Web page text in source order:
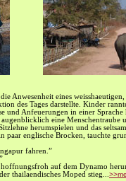
Anwesenheit eines
des Tages darstellte. Kinder
und Anfeuerungen in einer
eine
herumspielen und das
paar englische Brocken, tauchte
fahren.”
auf dem Dynamo
thailaendisches Moped stieg...